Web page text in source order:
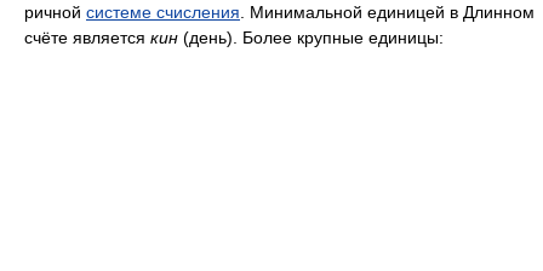
ричной системе счисления . Минимальной единицей в Длинном
счёте является кин (день). Более крупные единицы: